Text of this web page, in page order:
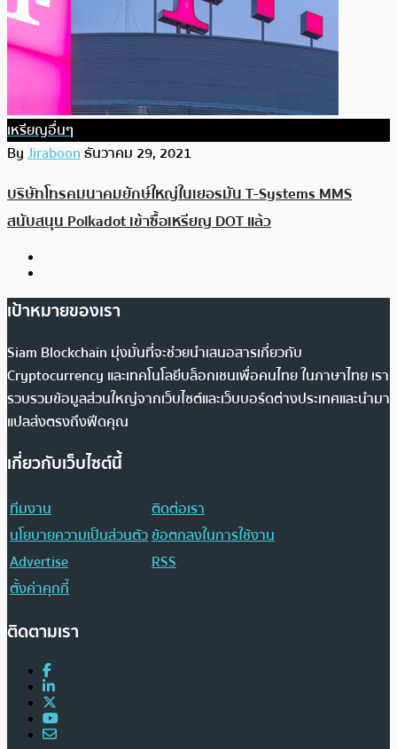
เหรียญอื่นๆ
ByJiraboonธันวาคม 29, 2021
บริษัทโทรคมนาคมยักษ์ใหญ่ในเยอรมัน T-Systems MMS
สนับสนุน Polkadot เข้าซื้อเหรียญ DOT แล้ว
เป้าหมายของเรา
Siam Blockchain มุ่งมั่นที่จะช่วยนำเสนอสารเกี่ยวกับ
Cryptocurrency และเทคโนโลยีบล็อกเชนเพื่อคนไทย ในภาษาไทย เรา
รวบรวมข้อมูลส่วนใหญ่จากเว็บไซต์และเว็บบอร์ดต่างประเทศและนำมา
แปลส่งตรงถึงฟีดคุณ
เกี่ยวกับเว็บไซต์นี้
ทีมงาน
ติดต่อเรา
นโยบายความเป็นส่วนตัวข้อตกลงในการใช้งาน
Advertise
RSS
ตั้งค่าคุกกี้
ติดตามเรา